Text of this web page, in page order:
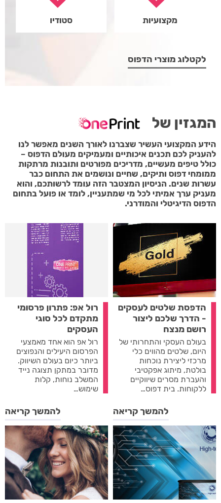
מקצועיות סטודיו
לקטלוג מוצרי הדפוס
המגזין של
הידע המקצועי העשיר שצברנו לאורך השנים מאפשר לנו
להעניק לכם תכנים איכותיים ומעמיקים מעולם הדפוס –
כולל טיפים מעשיים, מדריכים מפורטים ותובנות מרתקות
ממומחי דפוס ותיקים, שחיים ונושמים את התחום כבר
עשרות שנים. הניסיון המצטבר הזה עומד לרשותכם, והוא
מעניק ערך אמיתי לכל מי שמתעניין, לומד או פועל בתחום
הדפוס הדיגיטלי והמודרני.
הדפסת שלטים לעסקים
- הדרך שלכם ליצור
רושם מנצח
בעולם העסקי והתחרותי של
היום, שלטים מהווים כלי
מרכזי ליצירת נוכחות
בולטת, מיתוג אפקטיבי
והעברת מסרים שיווקיים
ללקוחות. בית דפוס…
להמשך קריאה
רול אפ: פתרון פרסומי
מתקדם לכל סוגי
העסקים
רול אפ הוא אחד מאמצעי
הפרסום היעילים והנפוצים
ביותר כיום בעולם השיווק.
מדובר במתקן תצוגה נייד
המשלב נוחות, קלות
שימוש…
להמשך קריאה